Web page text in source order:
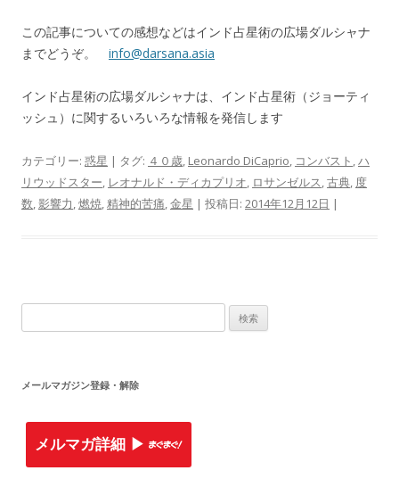
この記事についての感想などはインド占星術の広場ダルシャナ
までどうぞ。 info@darsana.asia
インド占星術の広場ダルシャナは、インド占星術（ジョーティ
ッシュ）に関するいろいろな情報を発信します
カテゴリー: 惑星 | タグ: ４０歳, Leonardo DiCaprio, コンバスト ,ハ
リウッドスター, レオナルド・ディカプリオ, ロサンゼルス,古典, 度
数,影響力,燃焼,精神的苦痛,金星 | 投稿日: 2014年12月12日 |
メールマガジン登録・解除
メルマガ詳細 ▶︎